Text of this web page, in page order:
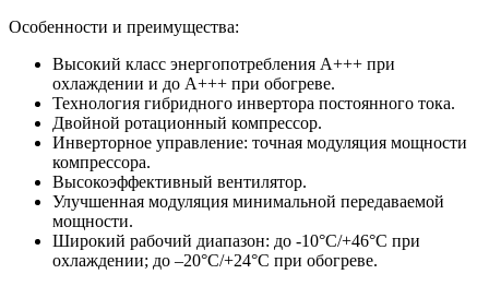
Особенности и преимущества:
Высокий класс энергопотребления A+++ при
охлаждении и до A+++ при обогреве.
Технология гибридного инвертора постоянного тока.
Двойной ротационный компрессор.
Инверторное управление: точная модуляция мощности
компрессора.
Высокоэффективный вентилятор.
Улучшенная модуляция минимальной передаваемой
мощности.
Широкий рабочий диапазон: до -10°C/+46°C при
охлаждении; до –20°С/+24°С при обогреве.